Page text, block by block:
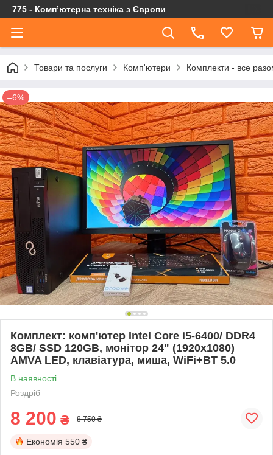
775 - Компʼютерна техніка з Європи
Товари та послуги Комп'ютери Комплекти - все
–6%
Комплект: комп'ютер Intel Core i5-6400/ DDR4
8GB/ SSD 120GB, монітор 24" (1920x1080)
AMVA LED, клавіатура, миша, WiFi+BT 5.0
В наявності
Роздріб
8 200 ₴ 8 750 ₴
Економія 550 ₴